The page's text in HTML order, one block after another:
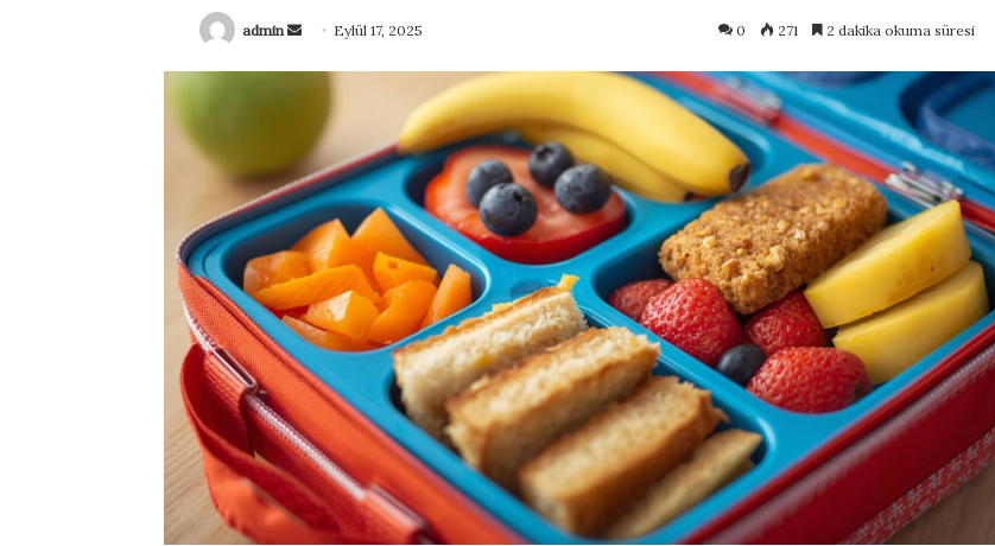
admin
Bir
Eylül 17, 2025 0 271 2 dakika okuma süresi